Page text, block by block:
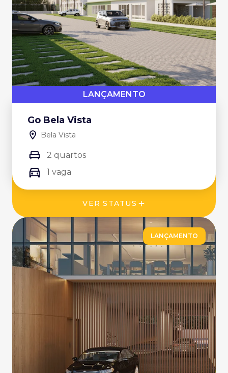
LANÇAMENTO
Go Bela Vista
Bela Vista
2 quartos
1 vaga
VER STATUS
LANÇAMENTO